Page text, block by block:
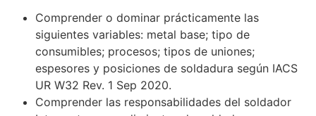
Comprender o dominar prácticamente las
siguientes variables: metal base; tipo de
consumibles; procesos; tipos de uniones;
espesores y posiciones de soldadura según IACS
UR W32 Rev. 1 Sep 2020.
Comprender las responsabilidades del soldador